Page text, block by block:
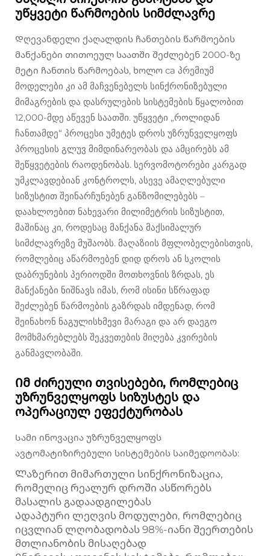
უწყვეტი წარმოების სიმძლავრე
Დღევანდელი ქაღალდის ჩანთების წარმოების
მანქანები თითოეულ საათში შეძლებენ 2000-ზე
მეტი ჩანთის წარმოებას, ხოლო ca პრემიუმ
მოდელები კი ამ მაჩვენებელს სინქრონიზებული
მიმაგრების და დასრულების სისტემების წყალობით
12,000-მდე აწევენ საათში. უწყვეტი „როლიდან
ჩანთამდე“ პროცესი უმეტეს დროს უზრუნველყოფს
პროცესის გლუვ მიმდინარეობას და ამცირებს ამ
შეწყვეტების რაოდენობას. სერვომოტორები კარგად
უმკლავდებიან კონტროლს, ასევე ამაღლებული
სიზუსტით შეინარჩუნებენ განზომილებებს –
დაახლოებით ნახევარი მილიმეტრის სიზუსტით,
მაშინაც კი, როდესაც მანქანა მაქსიმალურ
სიმძლავრეზე მუშაობს. მაღაზიის მფლობელებისთვის,
რომლებიც აწარმოებენ დიდ დროს ან სკოლის
დაბრუნების პერიოდში მოთხოვნის ზრდას, ეს
მანქანები ნიშნავს იმას, რომ ისინი სწრაფად
შეძლებენ წარმოების გაზრდას იმდენად, რომ
შეინახონ ნაგულისხმევი მარაგი და არ დაეგო
მომხმარებლებს შეკვეთების მიღება კვირების
განმავლობაში.
Იმ ძირეული თვისებები, რომლებიც
უზრუნველყოფს სიზუსტეს და
ოპერაციულ ეფექტურობას
Სამი ინოვაცია უზრუნველყოფს
ავტომატიზირებული სისტემების საიმედოობას:
Ლაზერით მიმართული სინქრონიზაცია,
რომელიც რეალურ დროში ასწორებს
მასალის გადაადგილებას
Ადაპტური ლეღვის მოდულები, რომლებიც
იცვლიან ლღობადობას 98%-იანი შეერთების
მთლიანობის მისაღებად